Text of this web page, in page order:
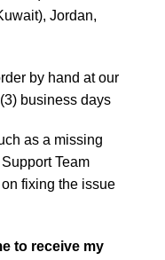
Jordan,
by hand at our
business days.
as a missing
Team
fixing the issue
to receive my